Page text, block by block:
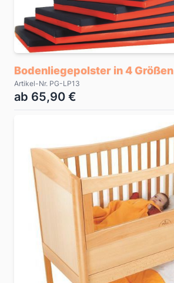
Bodenliegepolster in 4 Größen
Artikel-Nr. PG-LP13
ab 65,90 €